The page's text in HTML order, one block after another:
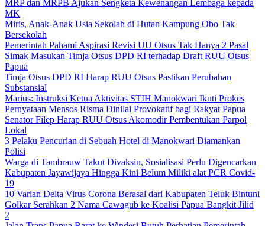
MRP dan MRPB Ajukan Sengketa Kewenangan Lembaga kepada
MK
Miris, Anak-Anak Usia Sekolah di Hutan Kampung Obo Tak
Bersekolah
Pemerintah Pahami Aspirasi Revisi UU Otsus Tak Hanya 2 Pasal
Simak Masukan Timja Otsus DPD RI terhadap Draft RUU Otsus
Papua
Timja Otsus DPD RI Harap RUU Otsus Pastikan Perubahan
Substansial
Marius: Instruksi Ketua Aktivitas STIH Manokwari Ikuti Prokes
Pernyataan Mensos Risma Dinilai Provokatif bagi Rakyat Papua
Senator Filep Harap RUU Otsus Akomodir Pembentukan Parpol
Lokal
3 Pelaku Pencurian di Sebuah Hotel di Manokwari Diamankan
Polisi
Warga di Tambrauw Takut Divaksin, Sosialisasi Perlu Digencarkan
Kabupaten Jayawijaya Hingga Kini Belum Miliki alat PCR Covid-
19
10 Varian Delta Virus Corona Berasal dari Kabupaten Teluk Bintuni
Golkar Serahkan 2 Nama Cawagub ke Koalisi Papua Bangkit Jilid
2